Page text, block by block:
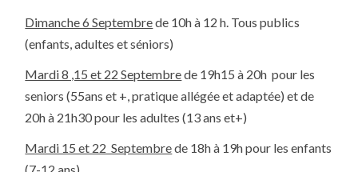
Dimanche 6 Septembrede 10h à 12 h. Tous publics
(enfants, adultes et séniors)
Mardi 8 ,15 et 22 Septembrede 19h15 à 20h pour les
seniors (55ans et +, pratique allégée et adaptée) et de
20h à 21h30 pour les adultes (13 ans et+)
Mardi 15 et 22 Septembrede 18h à 19h pour les enfants